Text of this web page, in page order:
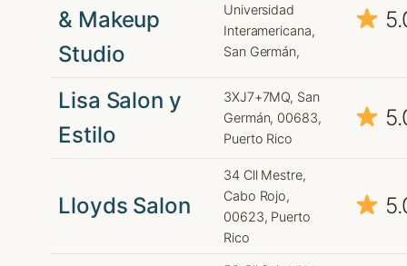
& Makeup
Studio
Universidad
Interamericana,
San Germán,
Lisa Salon y
Estilo
3XJ7+7MQ, San
Germán, 00683,
Puerto Rico
Lloyds Salon
34 Cll Mestre,
Cabo Rojo,
00623, Puerto
Rico